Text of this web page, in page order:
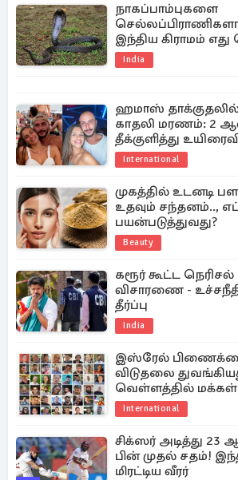
நாகப்பாம்புகளை
இந்திய கிராமம் எது
India
ஹமாஸ்
காதலி மரணம்: 2
தீக்குளித்து
International
முகத்தில் உடனடி
உதவும் சந்தனம்..,
பயன்படுத்துவது?
Beauty
கரூர் கூட்ட நெரிசல்
விசாரணை -
தீர்ப்பு
India
இஸ்ரேல்
விடுதலை
வெள்ளத்தில் மக்கள்
International
சிக்ஸர் அடித்து 23
பின் முதல் சதம்!
மிரட்டிய வீரர்